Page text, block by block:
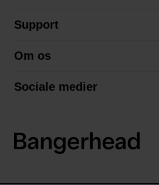
Support
Betingelser
Om os
Sociale medier
LinkedIn